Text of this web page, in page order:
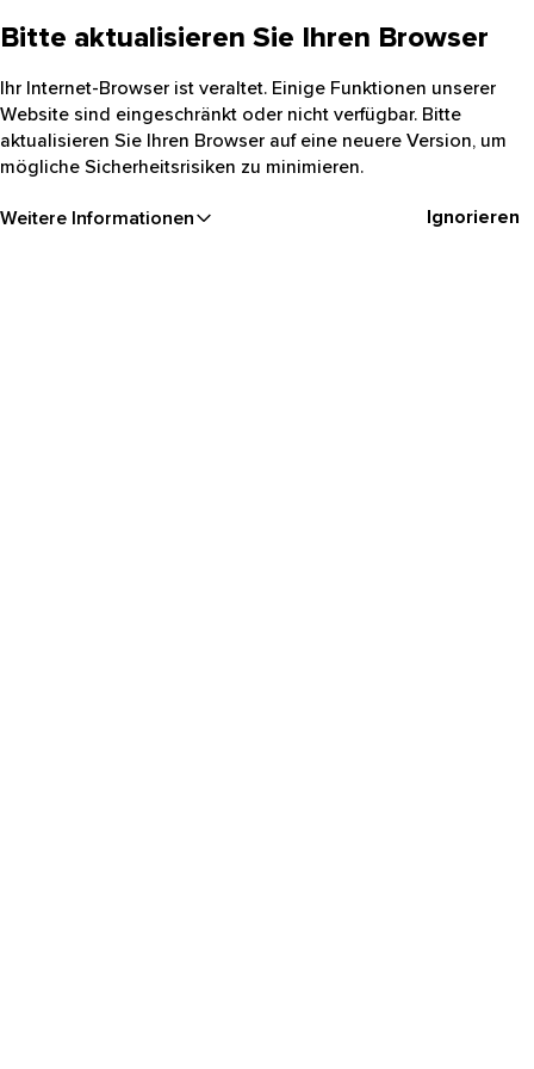
Bitte aktualisieren Sie Ihren Browser
Ihr Internet-Browser ist veraltet. Einige Funktionen unserer
Website sind eingeschränkt oder nicht verfügbar. Bitte
aktualisieren Sie Ihren Browser auf eine neuere Version, um
mögliche Sicherheitsrisiken zu minimieren.
Weitere Informationen Ignorieren